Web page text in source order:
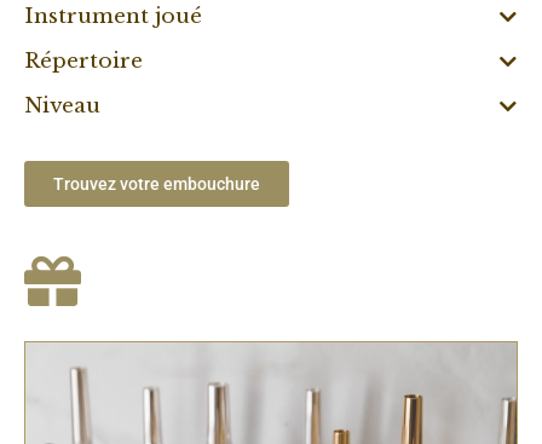
Instrument joué
Répertoire
Niveau
Trouvez votre embouchure